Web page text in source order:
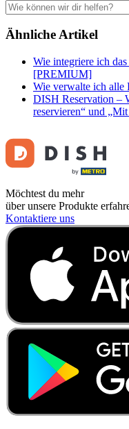
Ähnliche Artikel
Wie integriere ich
[PREMIUM]
Wie verwalte ich alle
DISH Reservation –
reservieren“ und
Möchtest du mehr
über unsere Produkte
Kontaktiere uns